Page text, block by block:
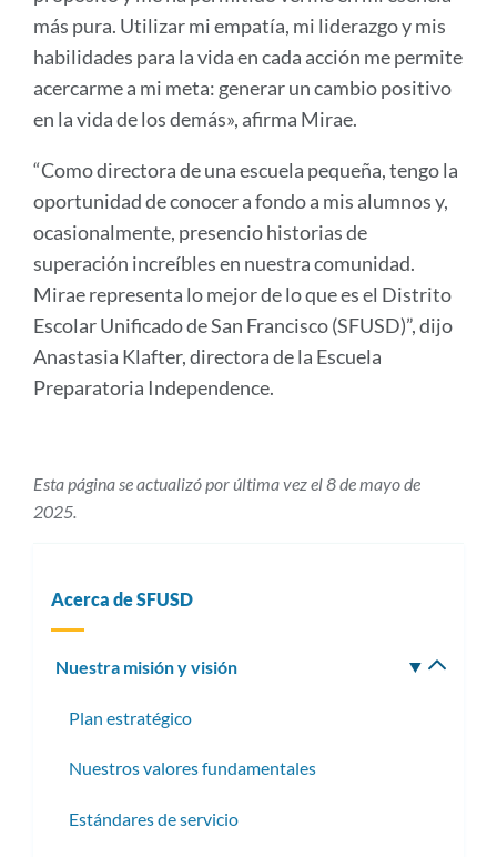
más pura. Utilizar mi empatía, mi liderazgo y mis
habilidades para la vida en cada acción me permite
acercarme a mi meta: generar un cambio positivo
en la vida de los demás», afirma Mirae.
“Como directora de una escuela pequeña, tengo la
oportunidad de conocer a fondo a mis alumnos y,
ocasionalmente, presencio historias de
superación increíbles en nuestra comunidad.
Mirae representa lo mejor de lo que es el Distrito
Escolar Unificado de San Francisco (SFUSD)”, dijo
Anastasia Klafter, directora de la Escuela
Preparatoria Independence.
Esta página se actualizó por última vez el 8 de mayo de
2025.
Acerca de SFUSD
Nuestra misión y visión
Plan estratégico
Nuestros valores fundamentales
Estándares de servicio